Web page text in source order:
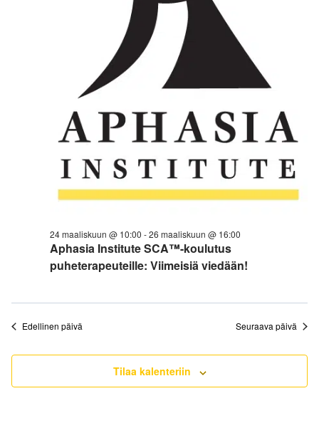
Aphasia Institute SCA™-koulutus
puheterapeuteille: Viimeisiä viedään!
24 maaliskuun @ 10:00 -26 maaliskuun @ 16:00
Edellinen päivä Seuraava päivä
Tilaa kalenteriin